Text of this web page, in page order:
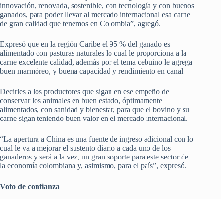
innovación, renovada, sostenible, con tecnología y con buenos
ganados, para poder llevar al mercado internacional esa carne
de gran calidad que tenemos en Colombia”, agregó.
Expresó que en la región Caribe el 95 % del ganado es
alimentado con pasturas naturales lo cual le proporciona a la
carne excelente calidad, además por el tema cebuino le agrega
buen marmóreo, y buena capacidad y rendimiento en canal.
Decirles a los productores que sigan en ese empeño de
conservar los animales en buen estado, óptimamente
alimentados, con sanidad y bienestar, para que el bovino y su
carne sigan teniendo buen valor en el mercado internacional.
“La apertura a China es una fuente de ingreso adicional con lo
cual le va a mejorar el sustento diario a cada uno de los
ganaderos y será a la vez, un gran soporte para este sector de
la economía colombiana y, asimismo, para el país”, expresó.
Voto de confianza